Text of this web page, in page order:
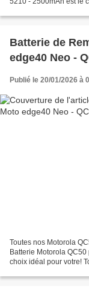
Batterie de
edge40 Neo -
Publié le 20/01/2026 à
Toutes nos Motorola
Batterie Motorola
choix idéal pour votre!